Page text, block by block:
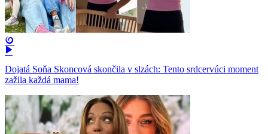
Dojatá Soňa Skoncová skončila v slzách: Tento srdcervúci moment
zažila každá mama!